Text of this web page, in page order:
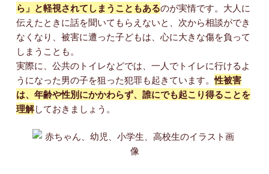
ら」と軽視されてしまうこともあるのが実情です。大人に
伝えたときに話を聞いてもらえないと、次から相談ができ
なくなり、被害に遭った子どもは、心に大きな傷を負って
しまうことも。
実際に、公共のトイレなどでは、一人でトイレに行けるよ
うになった男の子を狙った犯罪も起きています。性被害
は、年齢や性別にかかわらず、誰にでも起こり得ることを
理解しておきましょう。